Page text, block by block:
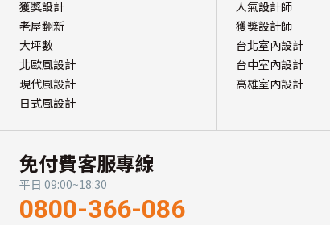
獲獎設計
老屋翻新
大坪數
北歐風設計
現代風設計
日式風設計
人氣設計師
獲獎設計師
台北室內設計
台中室內設計
高雄室內設計
免付費客服專線
平日 09:00~18:30
0800-366-086